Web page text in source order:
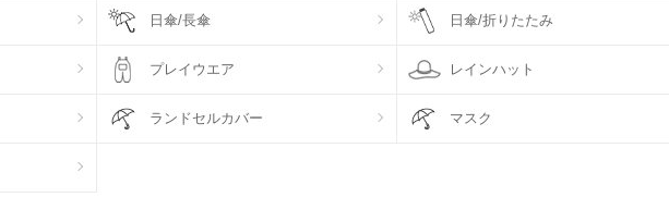
日傘/長傘 日傘/折りたたみ
プレイウエア レインハット
ランドセルカバー マスク